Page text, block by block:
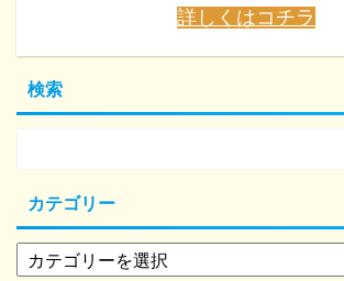
詳しくはコチラ
検索
カテゴリー